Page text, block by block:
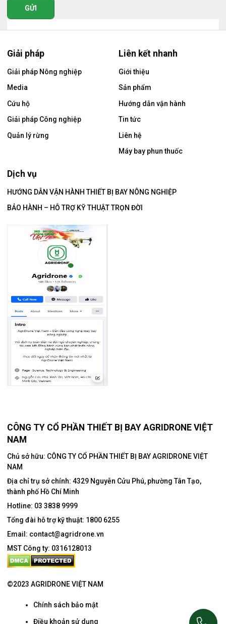
GỬI
Giải pháp
Giải pháp Nông nghiệp
Media
Cứu hộ
Giải pháp Công nghiệp
Quản lý rừng
Dịch vụ
HƯỚNG DẪN VẬN HÀNH THIẾT BỊ BAY NÔNG NGHIỆP
BẢO HÀNH – HỖ TRỢ KỸ THUẬT TRỌN ĐỜI
Liên kết nhanh
Giới thiệu
Sản phẩm
Hướng dẫn vận hành
Tin tức
Liên hệ
Máy bay phun thuốc
CÔNG TY CỔ PHẦN THIẾT BỊ BAY AGRIDRONE VIỆT
NAM
Chủ sở hữu: CÔNG TY CỔ PHẦN THIẾT BỊ BAY AGRIDRONE VIỆT
NAM
Địa chỉ trụ sở chính: 4329 Nguyễn Cửu Phú, phường Tân Tạo,
thành phố Hồ Chí Minh
Hotline: 03 3838 9999
Tổng đài hỗ trợ kỹ thuật: 1800 6255
Email: contact@agridrone.vn
MST Công ty: 0316128013
©2023 AGRIDRONE VIỆT NAM
Chính sách bảo mật
Điều khoản sử dụng